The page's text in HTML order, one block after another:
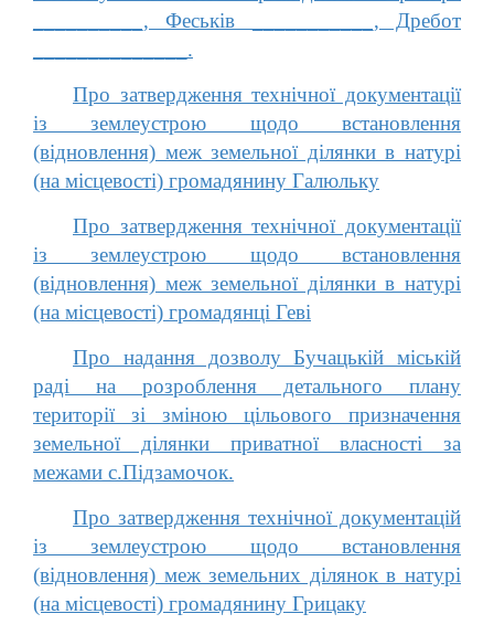
__________, Феськів ___________, Дребот
______________.
Про затвердження технічної документації
із землеустрою щодо встановлення
(відновлення) меж земельної ділянки в натурі
(на місцевості) громадянину Галюльку
Про затвердження технічної документації
із землеустрою щодо встановлення
(відновлення) меж земельної ділянки в натурі
(на місцевості) громадянці Геві
Про надання дозволу Бучацькій міській
раді на розроблення детального плану
території зі зміною цільового призначення
земельної ділянки приватної власності за
межами с.Підзамочок.
Про затвердження технічної документацій
із землеустрою щодо встановлення
(відновлення) меж земельних ділянок в натурі
(на місцевості) громадянину Грицаку